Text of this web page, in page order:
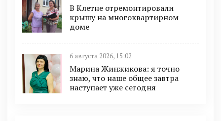
В Клетне отремонтировали
крышу на многоквартирном
доме
6 августа 2026, 15:02
Марина Жинжикова: я точно
знаю, что наше общее завтра
наступает уже сегодня